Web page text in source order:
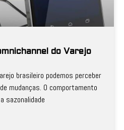
do Varejo
brasileiro podemos perceber
mudanças. O comportamento
sazonalidade